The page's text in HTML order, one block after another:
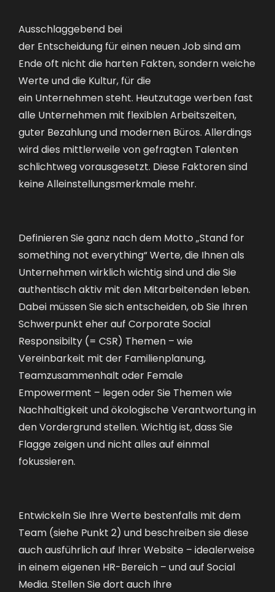
Ausschlaggebend bei
der Entscheidung für einen neuen Job sind am
Ende oft nicht die harten Fakten, sondern weiche
Werte und die Kultur für die
ein Unternehmen steht Heutzutage werben fast
alle Unternehmen mit flexiblen Arbeitszeiten
guter Bezahlung und modernen Büros . Allerdings
wird dies mittlerweile von gefragten Talenten
schlichtweg vorausgesetzt. Diese Faktoren sind
keine Alleinstellungsmerkmale mehr.
Definieren Sie ganz nach dem Motto „Stand for
something not everything“ Werte, die Ihnen als
Unternehmen wirklich wichtig sind und die Sie
authentisch aktiv mit den Mitarbeitenden leben.
Dabei müssen Sie sich entscheiden, ob Sie Ihren
Schwerpunkt eher auf Corporate Social
Responsibilty (= CSR) Themen – wie
Vereinbarkeit mit der Familienplanung,
Teamzusammenhalt oder Female
Empowerment – legen oder Sie Themen wie
Nachhaltigkeit und ökologische Verantwortung in
den Vordergrund stellen. Wichtig ist, dass Sie
Flagge zeigen und nicht alles auf einmal
fokussieren.
Entwickeln Sie Ihre Werte bestenfalls mit dem
Team (siehe Punkt 2) und beschreiben sie diese
auch ausführlich auf Ihrer Website – idealerweise
in einem eigenen HR-Bereich – und auf Social
Media. Stellen Sie dort auch Ihre